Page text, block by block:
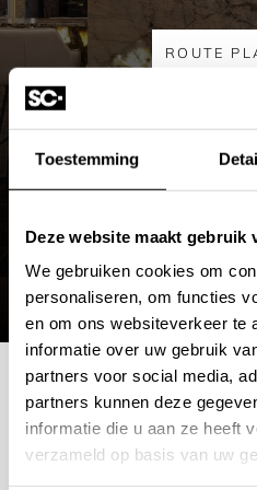
Toestemming
Deze website maakt gebruik
We gebruiken cookies om
personaliseren, om functies
en om ons websiteverkeer te
informatie over uw gebruik
partners voor social media,
partners kunnen deze
informatie die u aan ze heeft
verzameld op basis van uw
Belangrijke
Gessi produceert haar
betekent dat elk product
geretourneerd kan worden.
bestelt. Dit voorkomt
uw bestelling kan variëren,
kleur en afwerking. Wilt u
Neem gerust contact op met
Niet het juiste GESSI
een vraag over dit product
niet vinden? Geen
ROUTE